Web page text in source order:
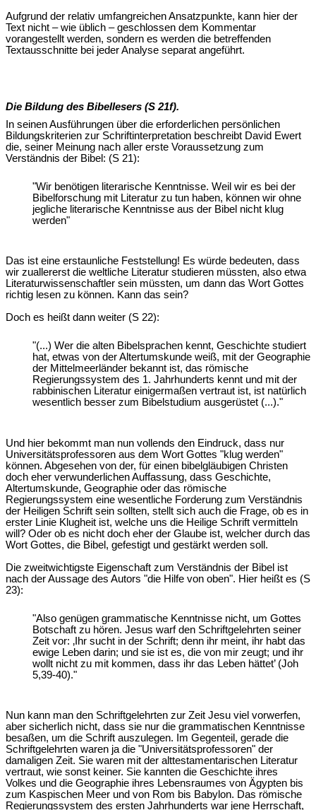
Aufgrund der relativ umfangreichen Ansatzpunkte, kann hier der
Text nicht – wie üblich – geschlossen dem Kommentar
vorangestellt werden, sondern es werden die betreffenden
Textausschnitte bei jeder Analyse separat angeführt.
Die Bildung des Bibellesers (S 21f).
In seinen Ausführungen über die erforderlichen persönlichen
Bildungskriterien zur Schriftinterpretation beschreibt David Ewert
die, seiner Meinung nach aller erste Voraussetzung zum
Verständnis der Bibel: (S 21):
"Wir benötigen literarische Kenntnisse. Weil wir es bei der
Bibelforschung mit Literatur zu tun haben, können wir ohne
jegliche literarische Kenntnisse aus der Bibel nicht klug
werden"
Das ist eine erstaunliche Feststellung! Es würde bedeuten, dass
wir zuallererst die weltliche Literatur studieren müssten, also etwa
Literaturwissenschaftler sein müssten, um dann das Wort Gottes
richtig lesen zu können. Kann das sein?
Doch es heißt dann weiter (S 22):
"(...) Wer die alten Bibelsprachen kennt, Geschichte studiert
hat, etwas von der Altertumskunde weiß, mit der Geographie
der Mittelmeerländer bekannt ist, das römische
Regierungssystem des 1. Jahrhunderts kennt und mit der
rabbinischen Literatur einigermaßen vertraut ist, ist natürlich
wesentlich besser zum Bibelstudium ausgerüstet (...)."
Und hier bekommt man nun vollends den Eindruck, dass nur
Universitätsprofessoren aus dem Wort Gottes "klug werden"
können. Abgesehen von der, für einen bibelgläubigen Christen
doch eher verwunderlichen Auffassung, dass Geschichte,
Altertumskunde, Geographie oder das römische
Regierungssystem eine wesentliche Forderung zum Verständnis
der Heiligen Schrift sein sollten, stellt sich auch die Frage, ob es in
erster Linie Klugheit ist, welche uns die Heilige Schrift vermitteln
will? Oder ob es nicht doch eher der Glaube ist, welcher durch das
Wort Gottes, die Bibel, gefestigt und gestärkt werden soll.
Die zweitwichtigste Eigenschaft zum Verständnis der Bibel ist
nach der Aussage des Autors "die Hilfe von oben". Hier heißt es (S
23):
"Also genügen grammatische Kenntnisse nicht, um Gottes
Botschaft zu hören. Jesus warf den Schriftgelehrten seiner
Zeit vor: ‚Ihr sucht in der Schrift; denn ihr meint, ihr habt das
ewige Leben darin; und sie ist es, die von mir zeugt; und ihr
wollt nicht zu mit kommen, dass ihr das Leben hättet’ (Joh
5,39-40)."
Nun kann man den Schriftgelehrten zur Zeit Jesu viel vorwerfen,
aber sicherlich nicht, dass sie nur die grammatischen Kenntnisse
besaßen, um die Schrift auszulegen. Im Gegenteil, gerade die
Schriftgelehrten waren ja die "Universitätsprofessoren" der
damaligen Zeit. Sie waren mit der alttestamentarischen Literatur
vertraut, wie sonst keiner. Sie kannten die Geschichte ihres
Volkes und die Geographie ihres Lebensraumes von Ägypten bis
zum Kaspischen Meer und von Rom bis Babylon. Das römische
Regierungssystem des ersten Jahrhunderts war jene Herrschaft,